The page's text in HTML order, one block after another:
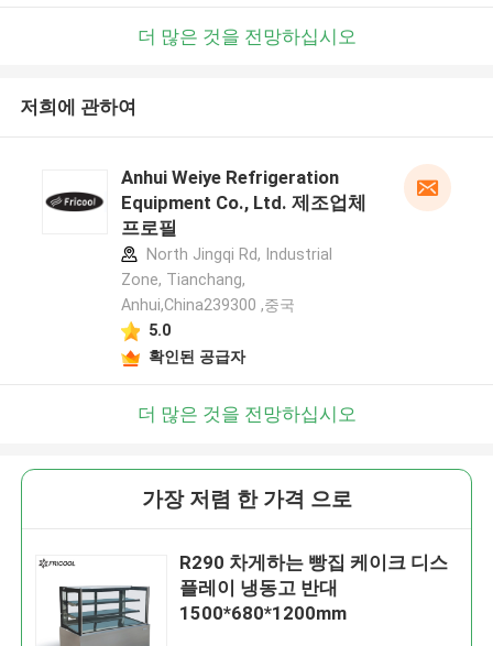
더 많은 것을 전망하십시오
저희에 관하여
Anhui Weiye Refrigeration
Equipment Co., Ltd. 제조업체
프로필
North Jingqi Rd, Industrial
Zone, Tianchang,
Anhui,China239300 ,중국
5.0
확인된 공급자
더 많은 것을 전망하십시오
가장 저렴 한 가격 으로
R290 차게하는 빵집 케이크 디스
플레이 냉동고 반대
1500*680*1200mm